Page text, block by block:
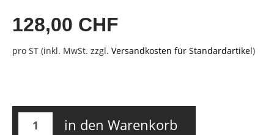
128,00 CHF
pro ST (inkl. MwSt. zzgl. Versandkosten für Standardartikel)
in den Warenkorb